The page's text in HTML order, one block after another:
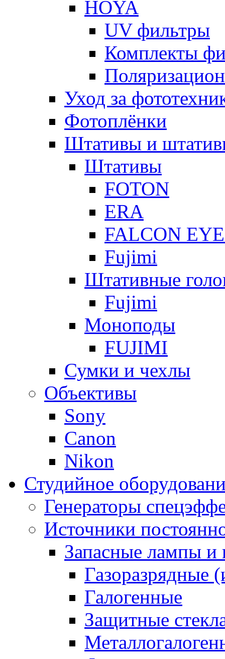
HOYA
UV фильтры
Комплекты
Уход за
Фотоплёнки
Штативы и
Штативы
FOTON
ERA
FALCON
Fujimi
Штативные
Fujimi
Моноподы
FUJIMI
Сумки и чехлы
Объективы
Sony
Canon
Nikon
Студийное
Генераторы
Источники
Запасные лампы и
Газоразрядные
Галогенные
Защитные